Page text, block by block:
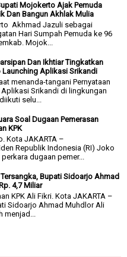
Mojokerto Ajak Pemuda
Dan Bangun Akhlak Mulia
Akhmad Jazuli sebagai
Hari Sumpah Pemuda ke 96
Mojok...
Dan Ikhtiar Tingkatkan
Launching Aplikasi Srikandi
menanda-tangani Pernyataan
Srikandi di lingkungan
selu...
Soal Dugaan Pemerasan
KPK
Kota JAKARTA –
Republik Indonesia (RI) Joko
dugaan pemer...
Bupati Sidoarjo Ahmad
4,7 Miliar
KPK Ali Fikri. Kota JAKARTA –
Sidoarjo Ahmad Muhdlor Ali